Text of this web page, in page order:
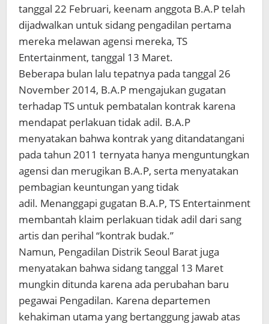
tanggal 22 Februari, keenam anggota B.A.P telah
dijadwalkan untuk sidang pengadilan pertama
mereka melawan agensi mereka, TS
Entertainment, tanggal 13 Maret.
Beberapa bulan lalu tepatnya pada tanggal 26
November 2014, B.A.P mengajukan gugatan
terhadap TS untuk pembatalan kontrak karena
mendapat perlakuan tidak adil. B.A.P
menyatakan bahwa kontrak yang ditandatangani
pada tahun 2011 ternyata hanya menguntungkan
agensi dan merugikan B.A.P, serta menyatakan
pembagian keuntungan yang tidak
adil. Menanggapi gugatan B.A.P, TS Entertainment
membantah klaim perlakuan tidak adil dari sang
artis dan perihal “kontrak budak.”
Namun, Pengadilan Distrik Seoul Barat juga
menyatakan bahwa sidang tanggal 13 Maret
mungkin ditunda karena ada perubahan baru
pegawai Pengadilan. Karena departemen
kehakiman utama yang bertanggung jawab atas